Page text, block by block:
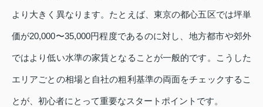
より大きく異なります。たとえば、東京の都心五区では坪単
価が20,000〜35,000円程度であるのに対し、地方都市や郊外
ではより低い水準の家賃となることが一般的です。こうした
エリアごとの相場と自社の粗利基準の両面をチェックするこ
とが、初心者にとって重要なスタートポイントです。